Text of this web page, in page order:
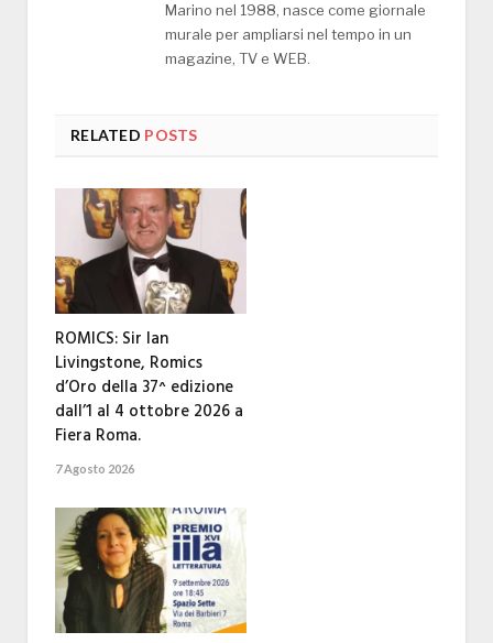
Marino nel 1988, nasce come giornale
murale per ampliarsi nel tempo in un
magazine, TV e WEB.
RELATED POSTS
ROMICS: Sir Ian
Livingstone, Romics
d’Oro della 37^ edizione
dall’1 al 4 ottobre 2026 a
Fiera Roma.
7 Agosto 2026